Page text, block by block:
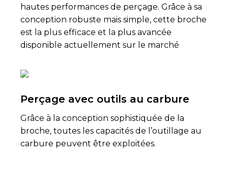
hautes performances de perçage. Grâce à sa
conception robuste mais simple, cette broche
est la plus efficace et la plus avancée
disponible actuellement sur le marché
Perçage avec outils au carbure
Grâce à la conception sophistiquée de la
broche, toutes les capacités de l’outillage au
carbure peuvent être exploitées.